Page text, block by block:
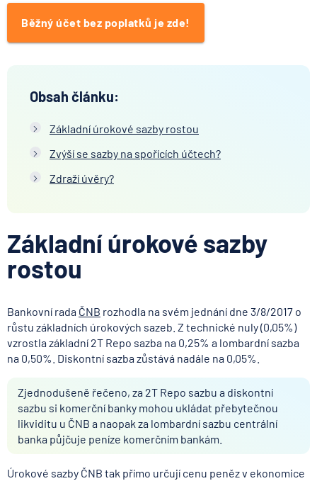
Běžný účet bez poplatků je zde!
Obsah článku:
Základní úrokové sazby rostou
Zvýší se sazby na spořících účtech?
Zdraží úvěry?
Základní úrokové sazby
rostou
Bankovní rada ČNB rozhodla na svém jednání dne 3/8/2017 o
růstu základních úrokových sazeb. Z technické nuly (0,05%)
vzrostla základní 2T Repo sazba na 0,25% a lombardní sazba
na 0,50%. Diskontní sazba zůstává nadále na 0,05%.
Zjednodušeně řečeno, za 2T Repo sazbu a diskontní
sazbu si komerční banky mohou ukládat přebytečnou
likviditu u ČNB a naopak za lombardní sazbu centrální
banka půjčuje peníze komerčním bankám.
Úrokové sazby ČNB tak přímo určují cenu peněz v ekonomice